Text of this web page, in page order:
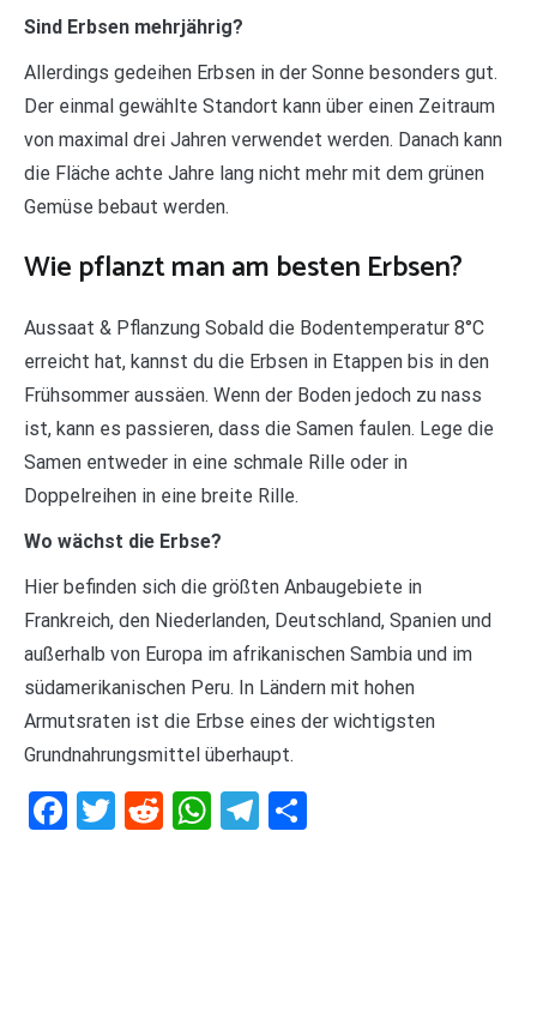
Sind Erbsen mehrjährig?
Allerdings gedeihen Erbsen in der Sonne besonders gut.
Der einmal gewählte Standort kann über einen Zeitraum
von maximal drei Jahren verwendet werden. Danach kann
die Fläche achte Jahre lang nicht mehr mit dem grünen
Gemüse bebaut werden.
Wie pflanzt man am besten Erbsen?
Aussaat & Pflanzung Sobald die Bodentemperatur 8°C
erreicht hat, kannst du die Erbsen in Etappen bis in den
Frühsommer aussäen. Wenn der Boden jedoch zu nass
ist, kann es passieren, dass die Samen faulen. Lege die
Samen entweder in eine schmale Rille oder in
Doppelreihen in eine breite Rille.
Wo wächst die Erbse?
Hier befinden sich die größten Anbaugebiete in
Frankreich, den Niederlanden, Deutschland, Spanien und
außerhalb von Europa im afrikanischen Sambia und im
südamerikanischen Peru. In Ländern mit hohen
Armutsraten ist die Erbse eines der wichtigsten
Grundnahrungsmittel überhaupt.
Facebook
Twitter
RedditWhatsApp
Telegram